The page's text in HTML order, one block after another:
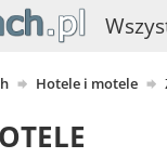
Hotele i motele